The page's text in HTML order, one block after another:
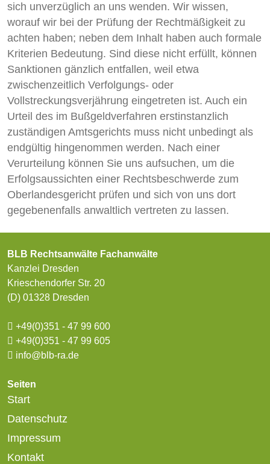
sich unverzüglich an uns wenden. Wir wissen,
worauf wir bei der Prüfung der Rechtmäßigkeit zu
achten haben; neben dem Inhalt haben auch formale
Kriterien Bedeutung. Sind diese nicht erfüllt, können
Sanktionen gänzlich entfallen, weil etwa
zwischenzeitlich Verfolgungs- oder
Vollstreckungsverjährung eingetreten ist. Auch ein
Urteil des im Bußgeldverfahren erstinstanzlich
zuständigen Amtsgerichts muss nicht unbedingt als
endgültig hingenommen werden. Nach einer
Verurteilung können Sie uns aufsuchen, um die
Erfolgsaussichten einer Rechtsbeschwerde zum
Oberlandesgericht prüfen und sich von uns dort
gegebenenfalls anwaltlich vertreten zu lassen.
BLB Rechtsanwälte Fachanwälte
Kanzlei Dresden
Krieschendorfer Str. 20
(D) 01328 Dresden
+49(0)351 - 47 99 600
+49(0)351 - 47 99 605
info@blb-ra.de
Seiten
Start
Datenschutz
Impressum
Kontakt